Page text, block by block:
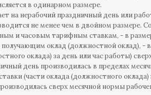
в одинарном размере.
на нерабочий праздничный день или
не менее чем в двойном размере.
и часовым тарифным ставкам, - в
получающим оклад (должностной оклад), -
оклада) за день или час работы)
день производилась в пределах
(части оклада (должностного
сверх месячной нормы